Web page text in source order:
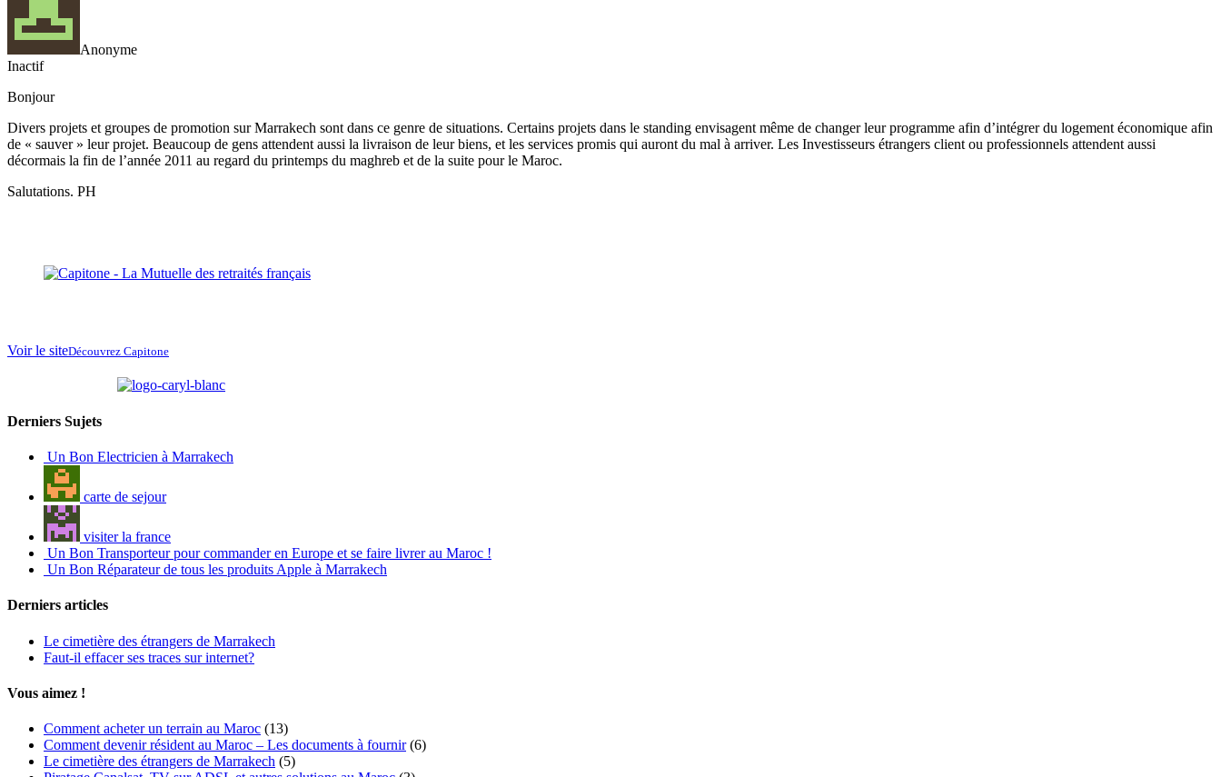
Anonyme
Inactif
Bonjour
Divers projets et groupes de promotion sur Marrakech sont dans ce genre de situations. Certains projets dans le standing envisagent même de changer leur programme afin d’intégrer du logement économique afin
de « sauver » leur projet. Beaucoup de gens attendent aussi la livraison de leur biens, et les services promis qui auront du mal à arriver. Les Investisseurs étrangers client ou professionnels attendent aussi
décormais la fin de l’année 2011 au regard du printemps du maghreb et de la suite pour le Maroc.
Salutations. PH
Voir le siteDécouvrez Capitone
Derniers Sujets
Un Bon Electricien à Marrakech
carte de sejour
visiter la france
Un Bon Transporteur pour commander en Europe et se faire livrer au Maroc !
Un Bon Réparateur de tous les produits Apple à Marrakech
Derniers articles
Le cimetière des étrangers de Marrakech
Faut-il effacer ses traces sur internet?
Vous aimez !
Comment acheter un terrain au Maroc (13)
Comment devenir résident au Maroc – Les documents à fournir (6)
Le cimetière des étrangers de Marrakech (5)